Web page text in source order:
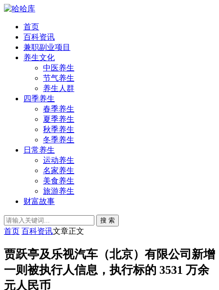
首页
百科资讯
兼职副业项目
养生文化
中医养生
节气养生
养生人群
四季养生
春季养生
夏季养生
秋季养生
冬季养生
日常养生
运动养生
名家养生
美食养生
旅游养生
财富故事
搜 索
首页 百科资讯文章正文
贾跃亭及乐视汽车（北京）有限公司新增
一则被执行人信息，执行标的 3531 万余
元人民币